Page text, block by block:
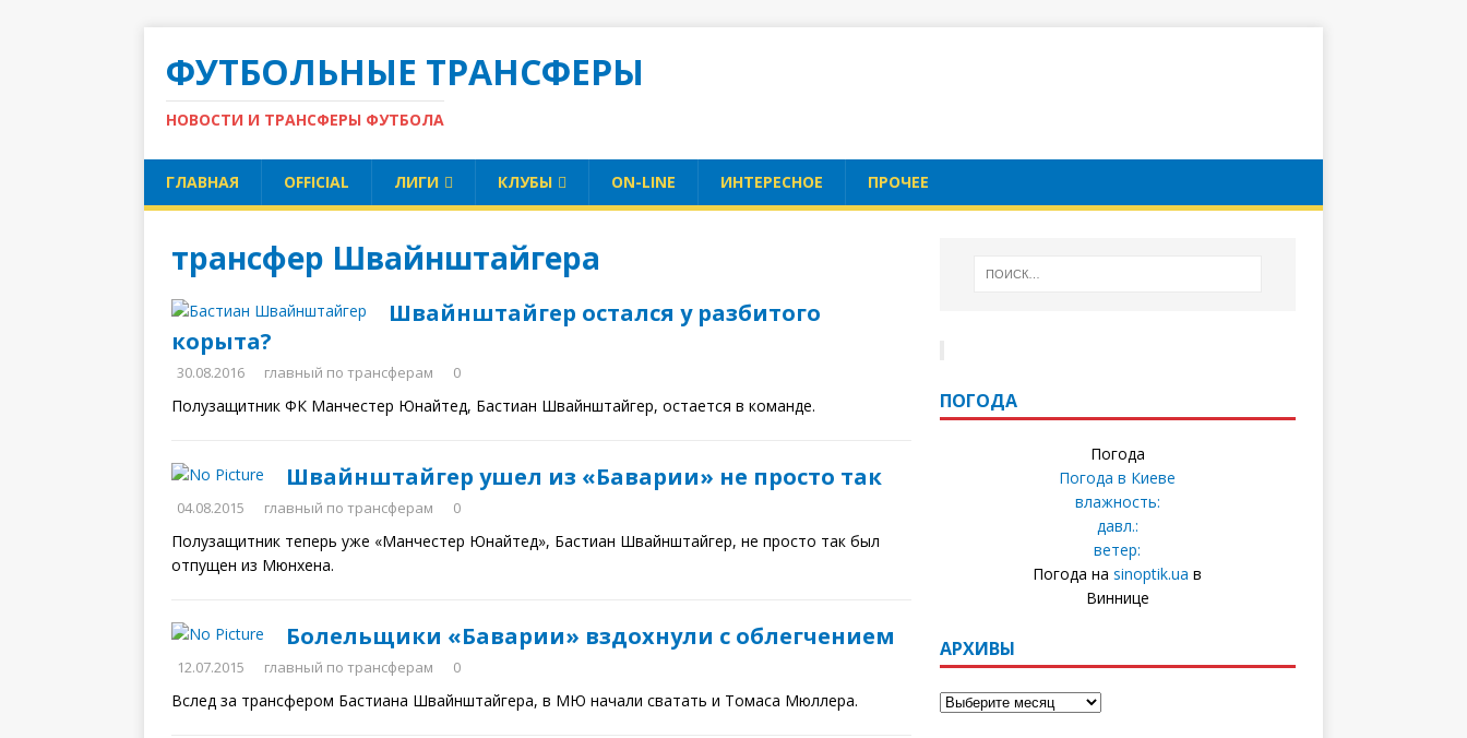
ФУТБОЛЬНЫЕ ТРАНСФЕРЫ
НОВОСТИ И ТРАНСФЕРЫ ФУТБОЛА
ГЛАВНАЯ OFFICIAL ЛИГИ КЛУБЫ ON-LINE ИНТЕРЕСНОЕ ПРОЧЕЕ
трансфер Швайнштайгера
Швайнштайгер остался у разбитого
корыта?
30.08.2016 главный по трансферам 0
Полузащитник ФК Манчестер Юнайтед, Бастиан Швайнштайгер, остается в команде.
Швайнштайгер ушел из «Баварии» не просто так
04.08.2015 главный по трансферам 0
Полузащитник теперь уже «Манчестер Юнайтед», Бастиан Швайнштайгер, не просто так был
отпущен из Мюнхена.
Болельщики «Баварии» вздохнули с облегчением
12.07.2015 главный по трансферам 0
Вслед за трансфером Бастиана Швайнштайгера, в МЮ начали сватать и Томаса Мюллера.
ПОГОДА
Погода
Погода в Киеве
влажность:
давл.:
ветер:
Погода наsinoptik.ua в
Виннице
АРХИВЫ